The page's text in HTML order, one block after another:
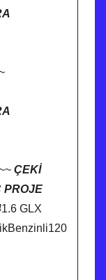
ÇEKİ
PROJE
1.6 GLX